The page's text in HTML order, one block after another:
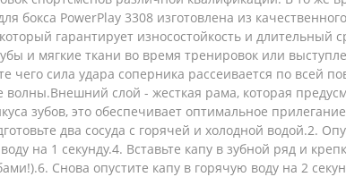
бокса PowerPlay 3308 изготовлена ​​из
гарантирует износостойкость и длительный
и мягкие ткани во время тренировок или
чего сила удара соперника рассеивается по
волны.Внешний слой - жесткая рама, которая
зубов, это обеспечивает оптимальное
два сосуда с горячей и холодной водой.2.
на 1 секунду.4. Вставьте капу в зубной ряд и
Снова опустите капу в горячую воду на 2